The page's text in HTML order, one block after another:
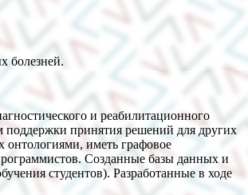
болезней.
и реабилитационного
поддержки принятия решений для других
онтологиями, иметь графовое
Созданные базы данных и
студентов). Разработанные в ходе